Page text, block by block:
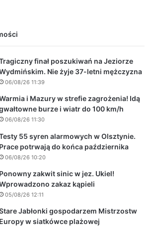
finał poszukiwań na Jeziorze
Nie żyje 37-letni mężczyzna
06/08/26 11:39
i Mazury w strefie zagrożenia! Idą
burze i wiatr do 100 km/h
06/08/26 11:30
55 syren alarmowych w Olsztynie.
Prace potrwają do końca października
06/08/26 10:20
Ponowny zakwit sinic w jez. Ukiel!
zakaz kąpieli
05/08/26 12:11
Jabłonki gospodarzem Mistrzostw
Europy w siatkówce plażowej